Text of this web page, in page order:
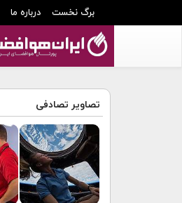
برگ نخست درباره ما
تصاویر تصادفی